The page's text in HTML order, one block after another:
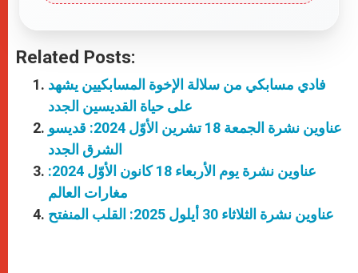
Related Posts:
فادي مسابكي من سلالة الإخوة المسابكيين يشهد
على حياة القديسين الجدد
عناوين نشرة الجمعة 18 تشرين الأوّل 2024: قديسو
الشرق الجدد
عناوين نشرة يوم الأربعاء 18 كانون الأوّل 2024:
مغارات العالم
عناوين نشرة الثلاثاء 30 أيلول 2025: القلب المنفتح